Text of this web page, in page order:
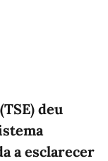
deu
a esclarecer